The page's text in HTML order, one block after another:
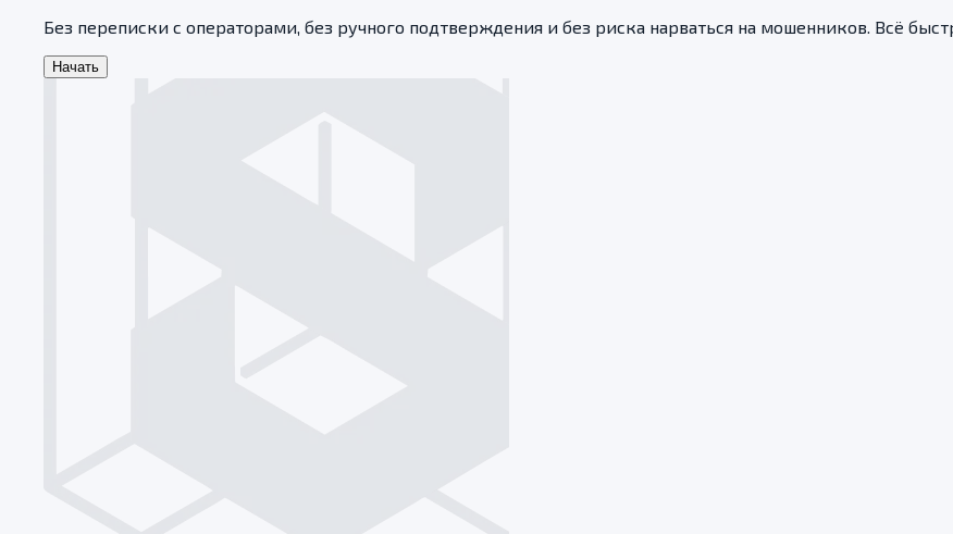
Без переписки с операторами, без ручного подтверждения и без риска нарваться на мошенников. Всё
Начать